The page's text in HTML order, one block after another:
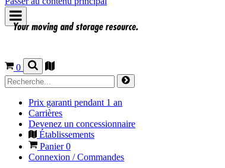
0
Prix garanti pendant 1 an
Carrières
Devenez un concessionnaire
Établissements
Panier0
Connexion / Commandes